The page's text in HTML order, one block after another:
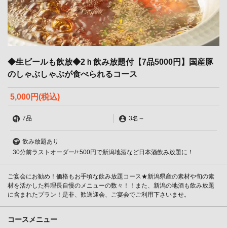
◆生ビールも飲放◆2ｈ飲み放題付【7品5000円】国産豚
のしゃぶしゃぶが食べられるコース
5,000円(税込)
7品 3名 ～
飲み放題あり
30分前ラストオーダー/+500円で新潟地酒など日本酒飲み放題に！
ご宴会にお勧め！価格もお手頃な飲み放題コース★新潟県産の素材や旬の素
材を活かした料理長自慢のメニューの数々！！また、新潟の地酒も飲み放題
に含まれたプラン！是非、歓送迎会、ご宴会でご利用下さいませ。
コースメニュー